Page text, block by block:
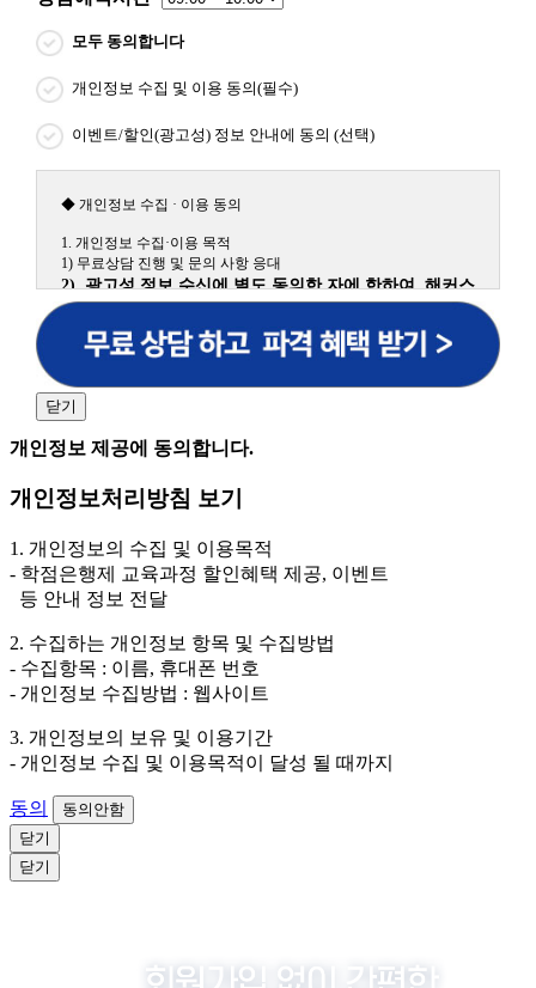
모두 동의합니다
개인정보 수집 및 이용 동의(필수)
이벤트/할인(광고성) 정보 안내에 동의 (선택)
◆ 개인정보 수집 · 이용 동의
1. 개인정보 수집·이용 목적
1) 무료상담 진행 및 문의 사항 응대
2) 광고성 정보 수신에 별도 동의한 자에 한하여 해커스
원격평생교육원을 비롯한 해커스 교육그룹의 새로운 서
비스 신상품이나 이벤트, 최신 정보 안내 등 신청자의 취
향에 맞는 최적의 서비스를 제공하기 위함.
어, 해커스일본어, 해커스잡, 해커스금융, 해커스임용, 해커스공무
원, 해커스경찰, 해커스소방, 해커스공인중개사, 해커스주택관리
사, 해커스편입 등)
3. 개인정보 보유/이용 기간: 법령상 정하는 경우를 제
외하고는 회원탈퇴 시까지 이용 및 보관합니다. 단, 비회
원이거나 상담 시로부터 3년 이내 탈퇴하는 자의 경우,
소비자 불만 또는 분쟁처리를 위해 3년간 보관합니다.
의 경우에는 상담 신청이 제한됩니다.
닫기
개인정보 제공에 동의합니다.
개인정보처리방침 보기
1. 개인정보의 수집 및 이용목적
- 학점은행제 교육과정 할인혜택 제공, 이벤트
등 안내 정보 전달
2. 수집하는 개인정보 항목 및 수집방법
- 수집항목 : 이름, 휴대폰 번호
- 개인정보 수집방법 : 웹사이트
3. 개인정보의 보유 및 이용기간
- 개인정보 수집 및 이용목적이 달성 될 때까지
동의
동의안함
닫기
닫기